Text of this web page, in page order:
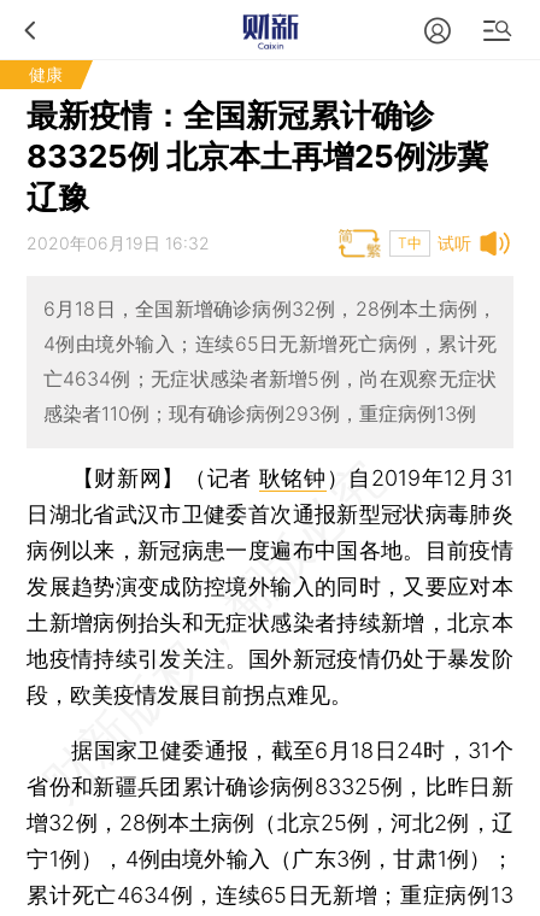
健康
最新疫情：全国新冠累计确诊
83325例 北京本土再增25例涉冀
辽豫
试听
2020年06月19日 16:32 T中
6月18日，全国新增确诊病例32例，28例本土病例，
4例由境外输入；连续65日无新增死亡病例，累计死
亡4634例；无症状感染者新增5例，尚在观察无症状
感染者110例；现有确诊病例293例，重症病例13例
【财新网】（记者 耿铭钟 ） 自2019年12月31
日湖北省武汉市卫健委首次通报新型冠状病毒肺炎
病例以来，新冠病患一度遍布中国各地。目前疫情
发展趋势演变成防控境外输入的同时，又要应对本
土新增病例抬头和无症状感染者持续新增，北京本
地疫情持续引发关注。国外新冠疫情仍处于暴发阶
段，欧美疫情发展目前拐点难见。
据国家卫健委通报，截至6月18日24时，31个
省份和新疆兵团累计确诊病例83325例，比昨日新
增32例，28例本土病例（北京25例，河北2例，辽
宁1例），4例由境外输入（广东3例，甘肃1例）；
累计死亡4634例，连续65日无新增；重症病例13